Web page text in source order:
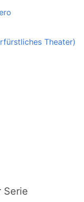
Theater)
Serie